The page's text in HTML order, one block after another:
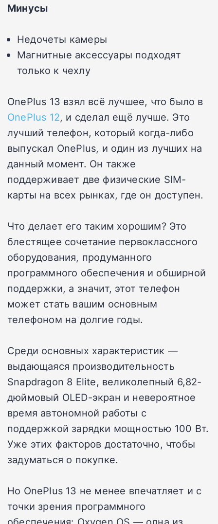
Минусы
Недочеты камеры
Магнитные аксессуары подходят
только к чехлу
OnePlus 13 взял всё лучшее, что было в
OnePlus 12, и сделал ещё лучше. Это
лучший телефон, который когда-либо
выпускал OnePlus, и один из лучших на
данный момент. Он также
поддерживает две физические SIM-
карты на всех рынках, где он доступен.
Что делает его таким хорошим? Это
блестящее сочетание первоклассного
оборудования, продуманного
программного обеспечения и обширной
поддержки, а значит, этот телефон
может стать вашим основным
телефоном на долгие годы.
Среди основных характеристик —
выдающаяся производительность
Snapdragon 8 Elite, великолепный 6,82-
дюймовый OLED-экран и невероятное
время автономной работы с
поддержкой зарядки мощностью 100 Вт.
Уже этих факторов достаточно, чтобы
задуматься о покупке.
Но OnePlus 13 не менее впечатляет и с
точки зрения программного